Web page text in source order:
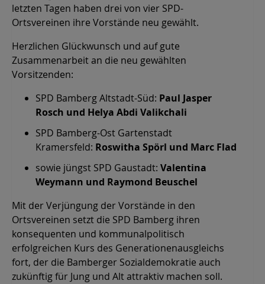
letzten Tagen haben drei von vier SPD-
Ortsvereinen ihre Vorstände neu gewählt.
Herzlichen Glückwunsch und auf gute
Zusammenarbeit an die neu gewählten
Vorsitzenden:
SPD Bamberg Altstadt-Süd: Paul Jasper
Rosch und Helya Abdi Valikchali
SPD Bamberg-Ost Gartenstadt
Kramersfeld: Roswitha Spörl und Marc Flad
sowie jüngst SPD Gaustadt: Valentina
Weymann und Raymond Beuschel
Mit der Verjüngung der Vorstände in den
Ortsvereinen setzt die SPD Bamberg ihren
konsequenten und kommunalpolitisch
erfolgreichen Kurs des Generationenausgleichs
fort, der die Bamberger Sozialdemokratie auch
zukünftig für Jung und Alt attraktiv machen soll.